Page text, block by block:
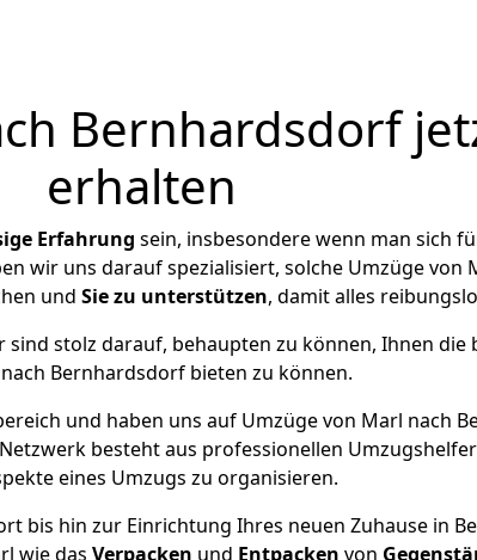
Bernhardsdorf
erhalten
Erfahrung sein, insbesondere wenn man sich
wir uns darauf spezialisiert, solche Umzüge von
und Sie zu unterstützen, damit alles
sind stolz darauf, behaupten zu können, Ihnen
Bernhardsdorf bieten zu können.
und haben uns auf Umzüge von Marl nach
besteht aus professionellen
eines Umzugs zu organisieren.
bis hin zur Einrichtung Ihres neuen Zuhause in
wie das Verpacken und Entpacken von